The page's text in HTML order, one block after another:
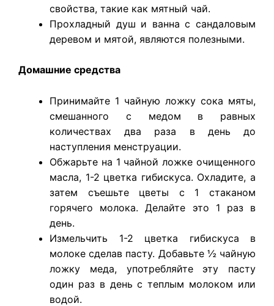
свойства, такие как мятный чай.
Прохладный душ и ванна с сандаловым
деревом и мятой, являются полезными.
Домашние средства
Принимайте 1 чайную ложку сока мяты,
смешанного с медом в равных
количествах два раза в день до
наступления менструации.
Обжарьте на 1 чайной ложке очищенного
масла, 1-2 цветка гибискуса. Охладите, а
затем съешьте цветы с 1 стаканом
горячего молока. Делайте это 1 раз в
день.
Измельчить 1-2 цветка гибискуса в
молоке сделав пасту. Добавьте ½ чайную
ложку меда, употребляйте эту пасту
один раз в день с теплым молоком или
водой.